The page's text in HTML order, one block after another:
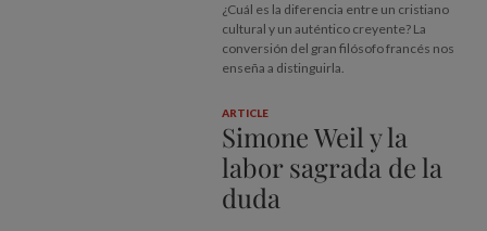
¿Cuál es la diferencia entre un cristiano
cultural y un auténtico creyente? La
conversión del gran filósofo francés nos
enseña a distinguirla.
ARTICLE
Simone Weil y la
labor sagrada de la
duda